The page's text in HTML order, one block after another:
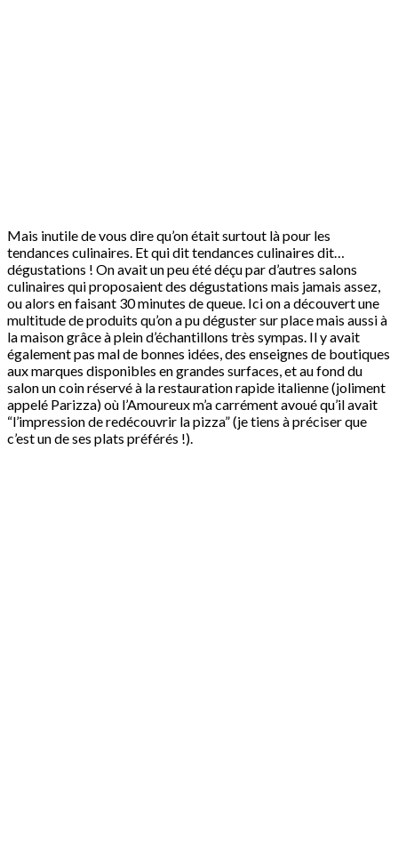
Mais inutile de vous dire qu’on était surtout là pour les
tendances culinaires. Et qui dit tendances culinaires dit…
dégustations ! On avait un peu été déçu par d’autres salons
culinaires qui proposaient des dégustations mais jamais assez,
ou alors en faisant 30 minutes de queue. Ici on a découvert une
multitude de produits qu’on a pu déguster sur place mais aussi à
la maison grâce à plein d’échantillons très sympas. Il y avait
également pas mal de bonnes idées, des enseignes de boutiques
aux marques disponibles en grandes surfaces, et au fond du
salon un coin réservé à la restauration rapide italienne (joliment
appelé Parizza) où l’Amoureux m’a carrément avoué qu’il avait
“l’impression de redécouvrir la pizza” (je tiens à préciser que
c’est un de ses plats préférés !).